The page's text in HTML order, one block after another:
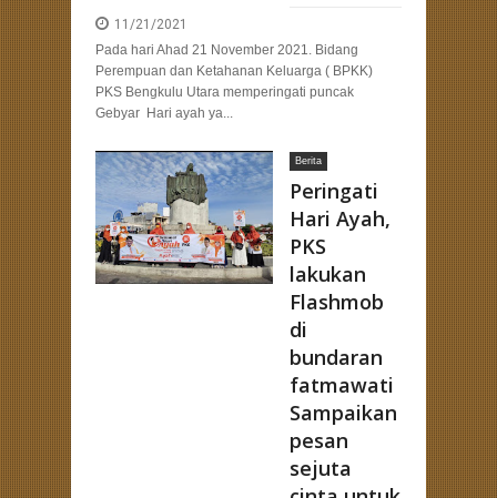
11/21/2021
Pada hari Ahad 21 November 2021. Bidang
Perempuan dan Ketahanan Keluarga ( BPKK)
PKS Bengkulu Utara memperingati puncak
Gebyar Hari ayah ya...
Berita
Peringati
Hari Ayah,
PKS
lakukan
Flashmob
di
bundaran
fatmawati
Sampaikan
pesan
sejuta